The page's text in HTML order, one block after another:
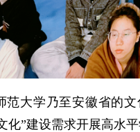
范大学乃至安徽省的
化”建设需求开展高水